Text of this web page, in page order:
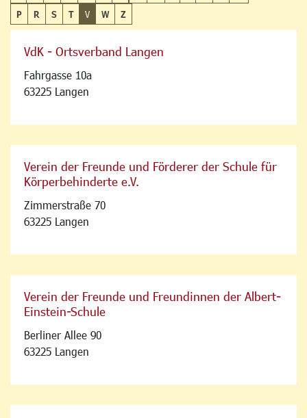
P
R S T V W Z
VdK - Ortsverband Langen
Fahrgasse 10a
63225 Langen
Verein der Freunde und Förderer der Schule für
Körperbehinderte e.V.
Zimmerstraße 70
63225 Langen
Verein der Freunde und Freundinnen der Albert-
Einstein-Schule
Berliner Allee 90
63225 Langen